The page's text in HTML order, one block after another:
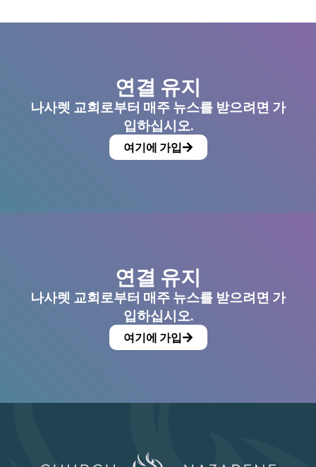
연결 유지
나사렛 교회로부터 매주 뉴스를 받으려면 가
입하십시오.
여기에 가입
연결 유지
나사렛 교회로부터 매주 뉴스를 받으려면 가
입하십시오.
여기에 가입